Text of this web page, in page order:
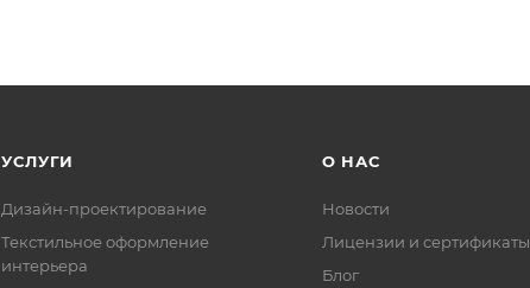
УСЛУГИ
Дизайн-проектирование
Текстильное оформление
интерьера
О НАС
Новости
Лицензии и сертификаты
Блог